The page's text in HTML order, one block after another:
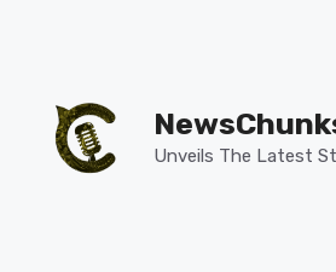
content
Unveils The Latest